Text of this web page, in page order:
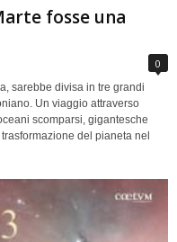
fosse una
0
sarebbe divisa in tre grandi
Un viaggio attraverso
scomparsi, gigantesche
del pianeta nel